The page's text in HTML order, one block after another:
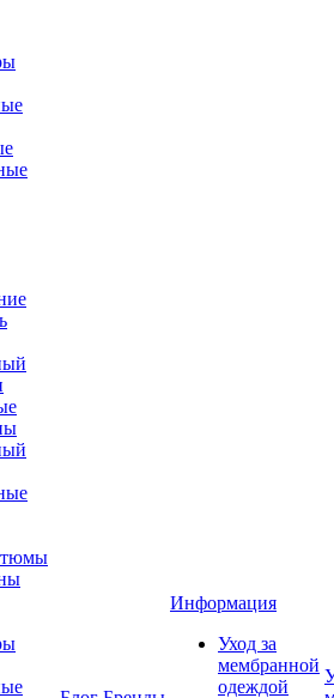
Информация
Уход за
мембранной
одеждой